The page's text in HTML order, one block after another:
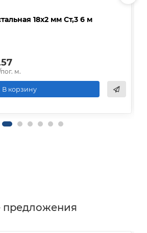
18х2 мм Ст,3 6 м
м.
В корзину
предложения